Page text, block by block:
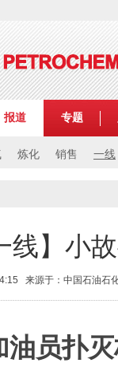
报道
炼化 销售 一线
专题
线】小
来源于：中国石油
油员扑